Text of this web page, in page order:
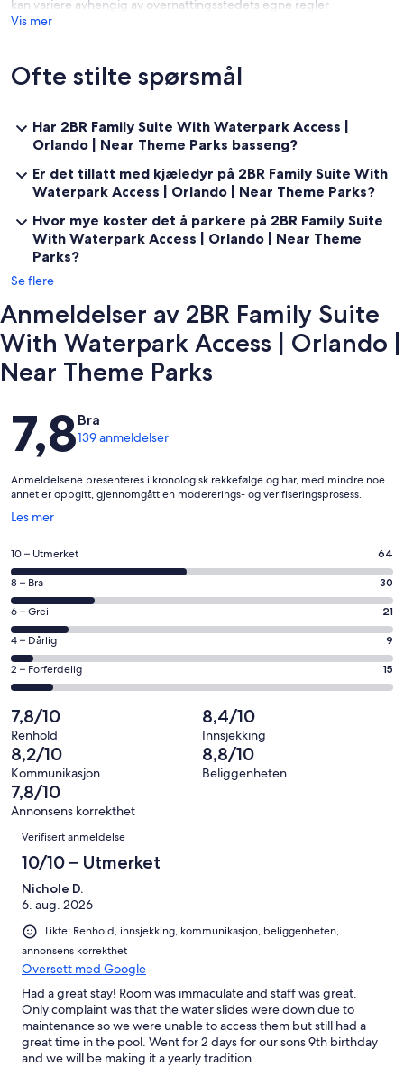
———————————————
✦ A mandatory resort fee of $28.13 per night will be collected upon
✦ Pets are welcome with an additional charge of $125.00. Only dogs
allowed l Pet weight limit: 40 pounds
✦ We use multi-unit listings, so rooms are similar but may have small
✦ The maximum number of days that you may book per reservation
is only 28 days.
✦ Shuttle service to and from Walt Disney World® Resort is
available, with routes to Magic Kingdom and EPCOT only.
✦ Buffet breakfast is available for a fee.
✦ Early check-in and late check-out are subject to availability for a
fee.
kan variere avhengig av overnattingsstedets egne regler
Vis mer
Ofte stilte spørsmål
Har 2BR Family Suite With Waterpark Access |
Orlando | Near Theme Parks basseng?
Er det tillatt med kjæledyr på 2BR Family Suite With
Waterpark Access | Orlando | Near Theme Parks?
Hvor mye koster det å parkere på 2BR Family Suite
With Waterpark Access | Orlando | Near Theme
Parks?
Se flere
Anmeldelser av 2BR Family Suite
With Waterpark Access | Orlando |
Near Theme Parks
Anmeldelser
7,8Bra
139 anmeldelser
Anmeldelsene presenteres i kronologisk rekkefølge og har, med mindre noe
annet er oppgitt, gjennomgått en modererings- og verifiseringsprosess.
Les mer
Åpnes
et
nytt
vindu
Rangering
på
10
−
Utmerket.
64
av
totalt
139
anmeldelser.
10 – Utmerket 64
Rangering
på
8
−
Bra.
30
totalt
139
anmeldelser.
8 – Bra 30
Rangering
på
6
−
Grei.
21
av
totalt
139
anmeldelser.
6 – Grei 21
Rangering
på
4
Dårlig.
9
av
totalt
139
anmeldelser.
4 – Dårlig 9
Rangering
på
2
−
Forferdelig.
15
av
totalt
anmeldelser.
2 – Forferdelig 15
7,8/10
Renhold
8,4/10
Innsjekking
8,2/10
Kommunikasjon
8,8/10
Beliggenheten
7,8/10
Annonsens korrekthet
Anmeldelser
Verifisert anmeldelse
10/10 – Utmerket
Nichole D.
6. aug. 2026
Likte: Renhold, innsjekking, kommunikasjon, beliggenheten,
annonsens korrekthet
Oversett med Google
Had a great stay! Room was immaculate and staff was great.
Only complaint was that the water slides were down due to
maintenance so we were unable to access them but still had a
great time in the pool. Went for 2 days for our sons 9th birthday
and we will be making it a yearly tradition